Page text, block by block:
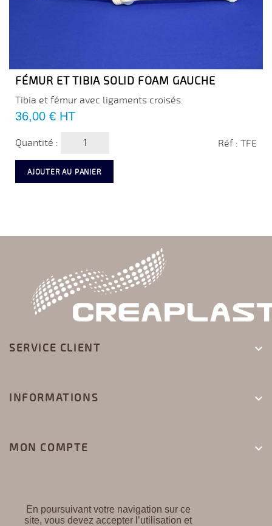
FÉMUR ET TIBIA SOLID FOAM GAUCHE
Tibia et fémur avec ligaments croisés.
Prix
36,00 € HT
Quantité : Réf : TFE
AJOUTER AU PANIER
SERVICE CLIENT 
INFORMATIONS 
MON COMPTE 
En poursuivant votre navigation sur ce
site, vous devez accepter l’utilisation et